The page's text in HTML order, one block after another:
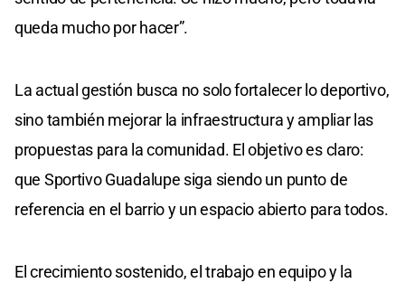
queda mucho por hacer”.
La actual gestión busca no solo fortalecer lo deportivo,
sino también mejorar la infraestructura y ampliar las
propuestas para la comunidad. El objetivo es claro:
que Sportivo Guadalupe siga siendo un punto de
referencia en el barrio y un espacio abierto para todos.
El crecimiento sostenido, el trabajo en equipo y la